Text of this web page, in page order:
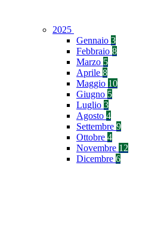
2025
Gennaio 3
Febbraio 8
Marzo 5
Aprile 8
Maggio 10
Giugno 5
Luglio 3
Agosto 4
Settembre 9
Ottobre 4
Novembre 12
Dicembre 6